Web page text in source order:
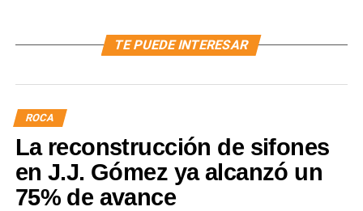
TE PUEDE INTERESAR
ROCA
La reconstrucción de sifones
en J.J. Gómez ya alcanzó un
75% de avance